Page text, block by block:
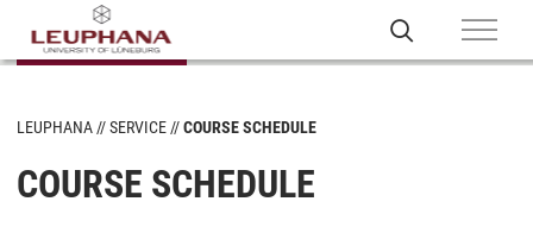
LEUPHANA SERVICE COURSE SCHEDULE
COURSE SCHEDULE